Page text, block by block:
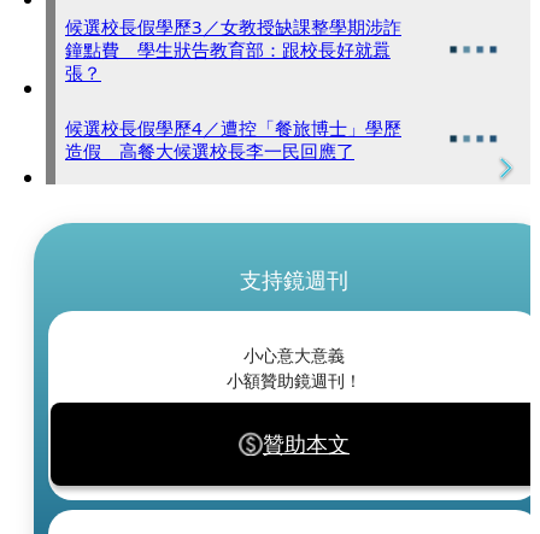
候選校長假學歷3／女教授缺課整學期涉詐
鐘點費 學生狀告教育部：跟校長好就囂
張？
候選校長假學歷4／遭控「餐旅博士」學歷
造假 高餐大候選校長李一民回應了
支持鏡週刊
小心意大意義
小額贊助鏡週刊！
贊助本文